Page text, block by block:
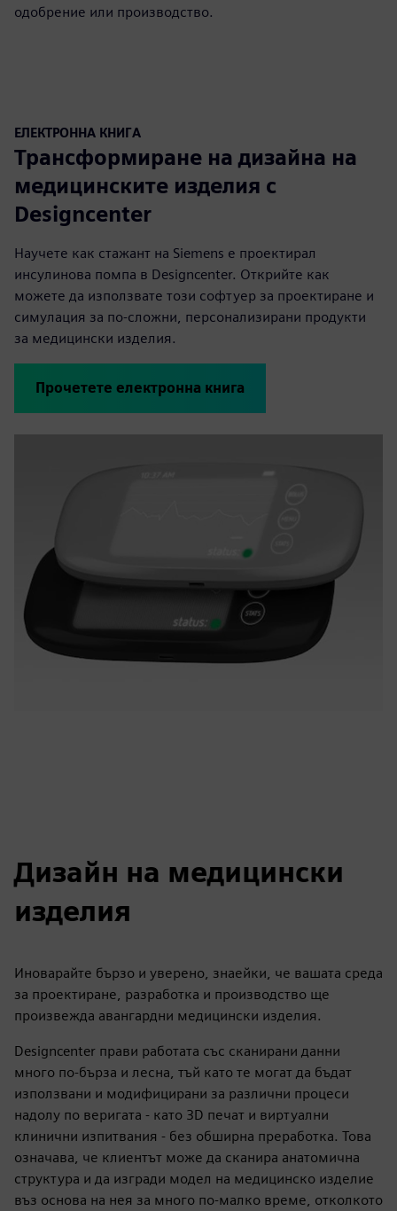
одобрение или производство.
ЕЛЕКТРОННА КНИГА
Трансформиране на дизайна на
медицинските изделия с
Designcenter
Научете как стажант на Siemens е проектирал
инсулинова помпа в Designcenter. Открийте как
можете да използвате този софтуер за проектиране и
симулация за по-сложни, персонализирани продукти
за медицински изделия.
Прочетете електронна книга
Дизайн на медицински
изделия
Иноварайте бързо и уверено, знаейки, че вашата среда
за проектиране, разработка и производство ще
произвежда авангардни медицински изделия.
Designcenter прави работата със сканирани данни
много по-бърза и лесна, тъй като те могат да бъдат
използвани и модифицирани за различни процеси
надолу по веригата - като 3D печат и виртуални
клинични изпитвания - без обширна преработка. Това
означава, че клиентът може да сканира анатомична
структура и да изгради модел на медицинско изделие
въз основа на нея за много по-малко време, отколкото